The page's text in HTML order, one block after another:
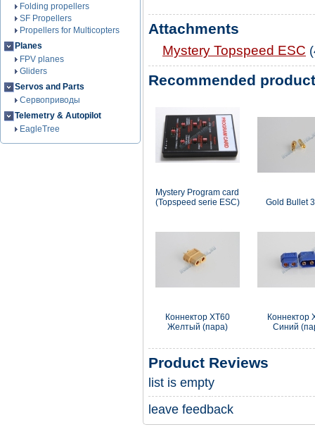
Folding propellers
SF Propellers
Propellers for Multicopters
Planes
FPV planes
Gliders
Servos and Parts
Сервоприводы
Telemetry & Autopilot
EagleTree
Attachments
Mystery Topspeed ESC
Recommended
Mystery Program card
(Topspeed serie ESC)
Gold Bullet
Коннектор XT60
Желтый (пара)
Коннектор
Синий
Product Reviews
list is empty
leave feedback